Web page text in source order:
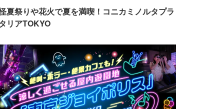
夏祭りや花火で夏を満喫！コニカミノルタプラ
リアTOKYO